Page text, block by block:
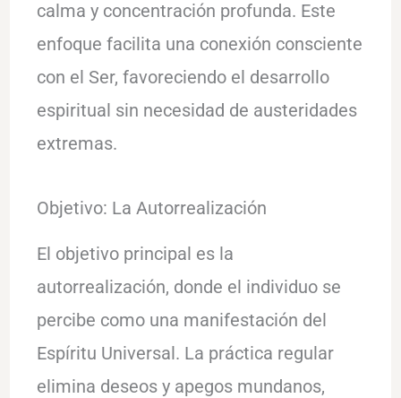
calma y concentración profunda. Este
enfoque facilita una conexión consciente
con el Ser, favoreciendo el desarrollo
espiritual sin necesidad de austeridades
extremas.
Objetivo: La Autorrealización
El objetivo principal es la
autorrealización, donde el individuo se
percibe como una manifestación del
Espíritu Universal. La práctica regular
elimina deseos y apegos mundanos,